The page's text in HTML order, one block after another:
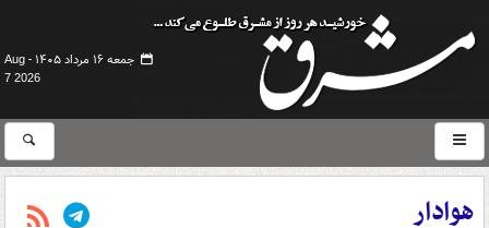
جمعه ۱۶ مرداد ۱۴۰۵ -
Aug
7 2026
هوادار